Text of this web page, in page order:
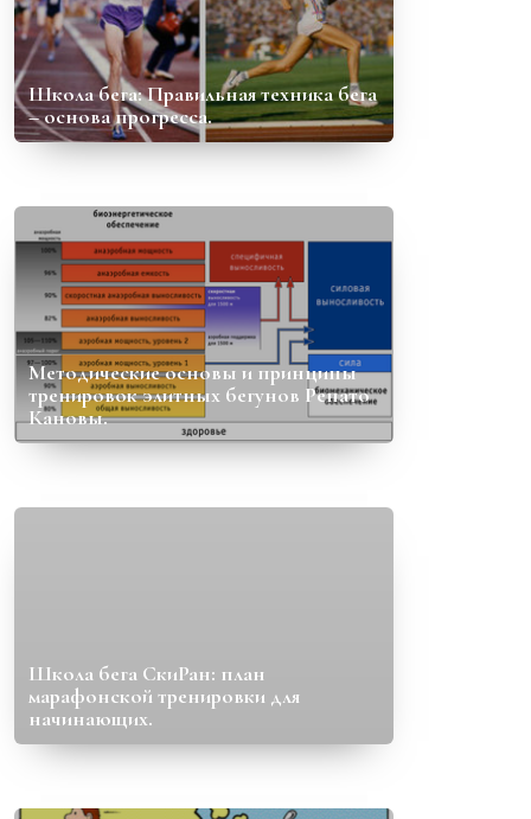
Школа бега: Правильная техника бега
– основа прогресса.
Методические основы и принципы
тренировок элитных бегунов Ренато
Кановы.
Школа бега СкиРан: план
марафонской тренировки для
начинающих.